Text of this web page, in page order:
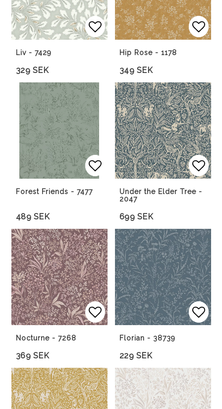
Lägg till i favoritlistan
Lägg till i favoritlistan
Liv - 7429
329 SEK
Hip Rose - 1178
349 SEK
Lägg till i favoritlistan
Lägg till i favoritlistan
Forest Friends - 7477
489 SEK
Under the Elder Tree -
2047
699 SEK
Lägg till i favoritlistan
Lägg till i favoritlistan
Nocturne - 7268
369 SEK
Florian - 38739
229 SEK